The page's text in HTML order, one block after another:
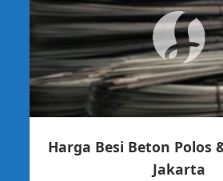
Harga Besi Beton Polos
Jakarta